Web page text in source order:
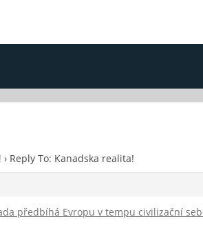
› Reply To: Kanadska realita!
předbíhá Evropu v tempu civilizační